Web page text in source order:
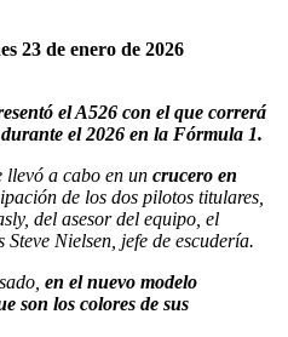
23 de enero de 2026
el A526 con el que correrá
el 2026 en la Fórmula 1.
llevó a cabo en un crucero en
de los dos pilotos titulares,
del asesor del equipo, el
Nielsen, jefe de escudería.
en el nuevo modelo
son los colores de sus